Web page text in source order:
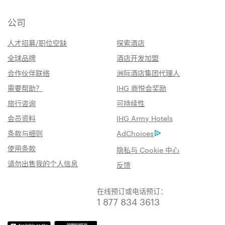
公司
人才招募/职位空缺
探索酒店
全球品牌
酒店开发加盟
合作伙伴联络
洲际酒店集团代理人
需要帮助？
IHG 商悦会奖励
旅行咨询
可持续性
会员资料
IHG Army Hotels
条款与细则
AdChoices
使用条款
隐私与 Cookie 中心
请勿出售我的个人信息
反馈
在线预订或电话预订：
1 877 834 3613